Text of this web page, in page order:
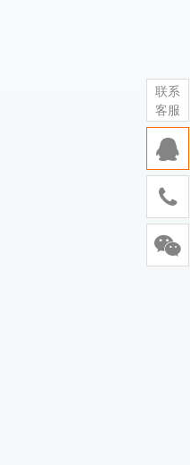
联系
客服